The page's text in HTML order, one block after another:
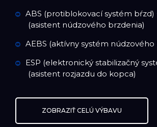
ABS (protiblokovací systém bŕzd)
(asistent núdzového brzdenia)
AEBS (aktívny systém núdzového
ESP (elektronický stabilizačný
(asistent rozjazdu do kopca)
ZOBRAZIŤ CELÚ VÝBAVU